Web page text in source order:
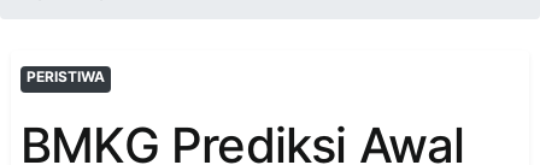
PERISTIWA
BMKG Prediksi Awal